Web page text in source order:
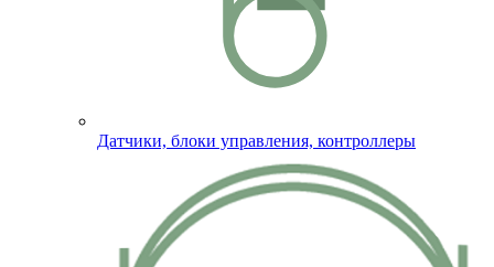
Датчики, блоки управления, контроллеры